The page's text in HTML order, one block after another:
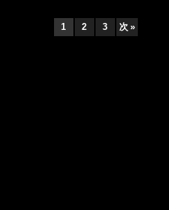
1 2 3 次 »